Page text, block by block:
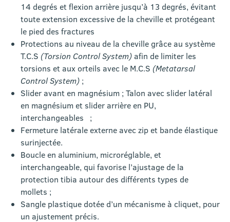
14 degrés et flexion arrière jusqu’à 13 degrés, évitant
toute extension excessive de la cheville et protégeant
le pied des fractures
Protections au niveau de la cheville grâce au système
T.C.S (Torsion Control System) afin de limiter les
torsions et aux orteils avec le M.C.S (Metatarsal
Control System) ;
Slider avant en magnésium ; Talon avec slider latéral
en magnésium et slider arrière en PU,
interchangeables ;
Fermeture latérale externe avec zip et bande élastique
surinjectée.
Boucle en aluminium, microréglable, et
interchangeable, qui favorise l’ajustage de la
protection tibia autour des différents types de
mollets ;
Sangle plastique dotée d’un mécanisme à cliquet, pour
un ajustement précis.